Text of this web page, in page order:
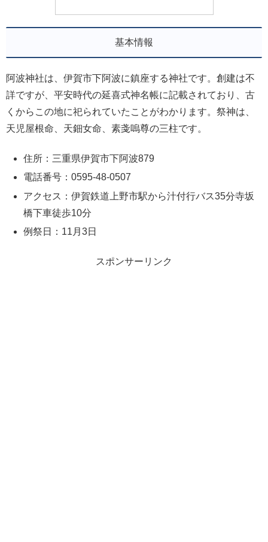
基本情報
阿波神社は、伊賀市下阿波に鎮座する神社です。創建は不
詳ですが、平安時代の延喜式神名帳に記載されており、古
くからこの地に祀られていたことがわかります。祭神は、
天児屋根命、天鈿女命、素戔嗚尊の三柱です。
住所：三重県伊賀市下阿波879
電話番号：0595-48-0507
アクセス：伊賀鉄道上野市駅から汁付行バス35分寺坂
橋下車徒歩10分
例祭日：11月3日
スポンサーリンク